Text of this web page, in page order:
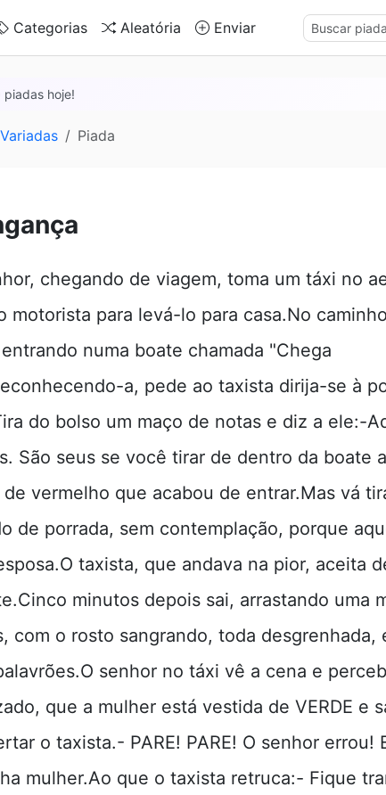
Categorias Aleatória Enviar
piadas hoje!
Piada
chegando de viagem, toma um táxi no
motorista para levá-lo para casa.No
numa boate chamada "Chega
a, pede ao taxista dirija-se à
do bolso um maço de notas e diz a ele:-
São seus se você tirar de dentro da boate
vermelho que acabou de entrar.Mas vá
de porrada, sem contemplação, porque
taxista, que andava na pior, aceita
minutos depois sai, arrastando uma
com o rosto sangrando, toda desgrenhada,
senhor no táxi vê a cena e
que a mulher está vestida de VERDE e
o taxista.- PARE! PARE! O senhor errou!
mulher.Ao que o taxista retruca:- Fique